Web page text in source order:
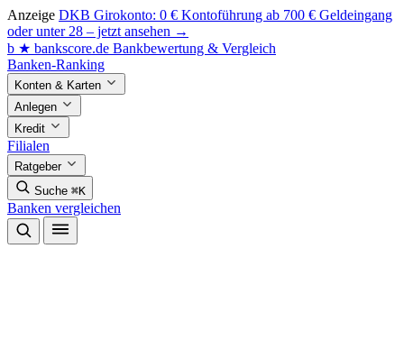
Anzeige DKB Girokonto: 0 € Kontoführung ab 700 € Geldeingang
oder unter 28 – jetzt ansehen →
b ★ bankscore.de Bankbewertung & Vergleich
Banken-Ranking
Konten & Karten
Anlegen
Kredit
Filialen
Ratgeber
Suche ⌘K
Banken vergleichen